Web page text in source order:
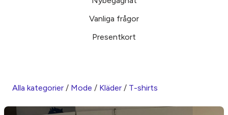
Vanliga frågor
Presentkort
Alla kategorier / Mode / Kläder / T-shirts